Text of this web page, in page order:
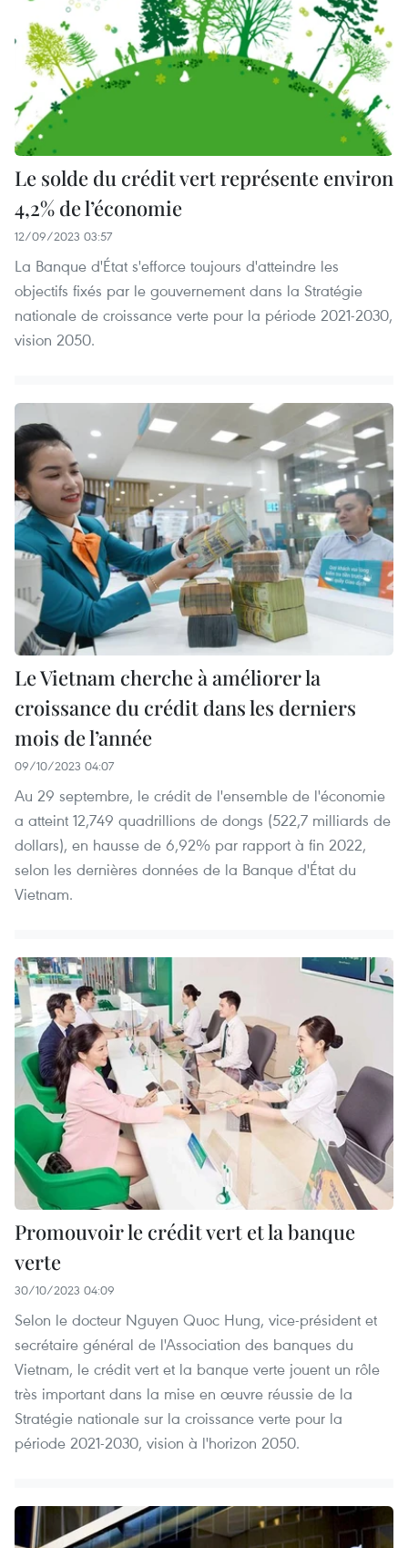
Le solde du crédit vert représente environ
4,2% de l’économie
12/09/2023 03:57
La Banque d'État s'efforce toujours d'atteindre les
objectifs fixés par le gouvernement dans la Stratégie
nationale de croissance verte pour la période 2021-2030,
vision 2050.
Le Vietnam cherche à améliorer la
croissance du crédit dans les derniers
mois de l’année
09/10/2023 04:07
Au 29 septembre, le crédit de l'ensemble de l'économie
a atteint 12,749 quadrillions de dongs (522,7 milliards de
dollars), en hausse de 6,92% par rapport à fin 2022,
selon les dernières données de la Banque d'État du
Vietnam.
Promouvoir le crédit vert et la banque
verte
30/10/2023 04:09
Selon le docteur Nguyen Quoc Hung, vice-président et
secrétaire général de l'Association des banques du
Vietnam, le crédit vert et la banque verte jouent un rôle
très important dans la mise en œuvre réussie de la
Stratégie nationale sur la croissance verte pour la
période 2021-2030, vision à l'horizon 2050.